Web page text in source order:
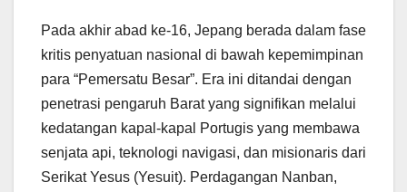
Pada akhir abad ke-16, Jepang berada dalam fase
kritis penyatuan nasional di bawah kepemimpinan
para “Pemersatu Besar”. Era ini ditandai dengan
penetrasi pengaruh Barat yang signifikan melalui
kedatangan kapal-kapal Portugis yang membawa
senjata api, teknologi navigasi, dan misionaris dari
Serikat Yesus (Yesuit). Perdagangan Nanban,